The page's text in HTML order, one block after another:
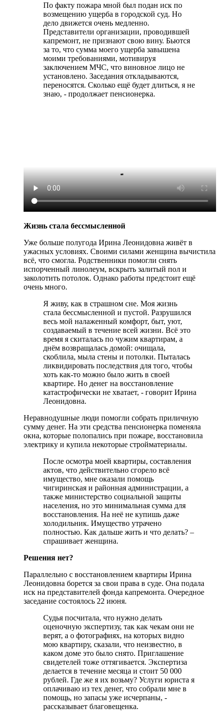
По факту пожара мной был подан иск по
возмещению ущерба в городской суд. Но
дело движется очень медленно.
Представители организации, проводившей
капремонт, не признают свою вину. Бьются
за то, что сумма моего ущерба завышена
моими требованиями, мотивируя
заключением МЧС, что виновное лицо не
установлено. Заседания откладываются,
переносятся. Сколько ещё будет длиться, я не
знаю, - продолжает пенсионерка.
Жизнь стала бессмысленной
Уже больше полугода Ирина Леонидовна живёт в
ужасных условиях. Своими силами женщина вычистила
всё, что смогла. Родственники помогли снять
испорченный линолеум, вскрыть залитый пол и
заколотить потолок. Однако работы предстоит ещё
очень много.
Я живу, как в страшном сне. Моя жизнь
стала бессмысленной и пустой. Разрушился
весь мой налаженный комфорт, быт, уют,
создаваемый в течение всей жизни. Всё это
время я скиталась по чужим квартирам, а
днём возвращалась домой: очищала,
скоблила, мыла стены и потолки. Пыталась
ликвидировать последствия для того, чтобы
хоть как-то можно было жить в своей
квартире. Но денег на восстановление
катастрофически не хватает, - говорит Ирина
Леонидовна.
Неравнодушные люди помогли собрать приличную
сумму денег. На эти средства пенсионерка поменяла
окна, которые полопались при пожаре, восстановила
электрику и купила некоторые стройматериалы.
После осмотра моей квартиры, составления
актов, что действительно сгорело всё
имущество, мне оказали помощь
чигиринская и районная администрации, а
также министерство социальной защиты
населения, но это минимальная сумма для
восстановления. На неё не купишь даже
холодильник. Имущество утрачено
полностью. Как дальше жить и что делать? –
спрашивает женщина.
Решения нет?
Параллельно с восстановлением квартиры Ирина
Леонидовна борется за свои права в суде. Она подала
иск на представителей фонда капремонта. Очередное
заседание состоялось 22 июня.
Судья посчитала, что нужно делать
оценочную экспертизу, так как чекам они не
верят, а о фотографиях, на которых видно
мою квартиру, сказали, что неизвестно, в
каком доме это было снято. Приглашение
свидетелей тоже оттягивается. Экспертиза
делается в течение месяца и стоит 50 000
рублей. Где же я их возьму? Услуги юриста я
оплачиваю из тех денег, что собрали мне в
помощь, но запасы уже исчерпаны, -
рассказывает благовещенка.